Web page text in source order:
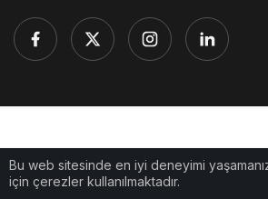
Bu web sitesinde en iyi deneyimi
için çerezler kullanılmaktadır.